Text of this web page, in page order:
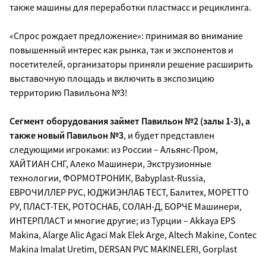
также машины для переработки пластмасс и рециклинга.
«Спрос рождает предложение»: принимая во внимание
повышенный интерес как рынка, так и экспонентов и
посетителей, организаторы приняли решение расширить
выставочную площадь и включить в экспозицию
территорию Павильона №3!
Сегмент оборудования займет Павильон №2 (залы 1-3), а
также новый Павильон №3, и будет представлен
следующими игроками: из России – Альянс-Пром,
ХАЙТИАН СНГ, Алеко Машинери, Экструзионные
технологии, ФОРМОТРОНИК, Babyplast-Russia,
ЕВРОЧИЛЛЕР РУС, ЮДЖИЭНЛАБ ТЕСТ, Балитех, МОРЕТТО
РУ, ПЛАСТ-ТЕК, РОТОСНАБ, СОЛАН-Д, БОРЧЕ Машинери,
ИНТЕРПЛАСТ и многие другие; из Турции – Akkaya EPS
Makina, Alarge Alic Agaci Mak Elek Arge, Altech Makine, Contec
Makina Imalat Uretim, DERSAN PVC MAKINELERI, Gorplast